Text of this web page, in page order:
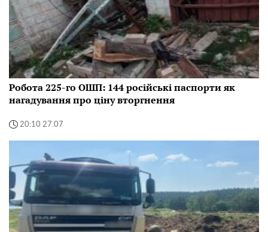
Робота 225-го ОШП: 144 російські паспорти як
нагадування про ціну вторгнення
20:10 27.07